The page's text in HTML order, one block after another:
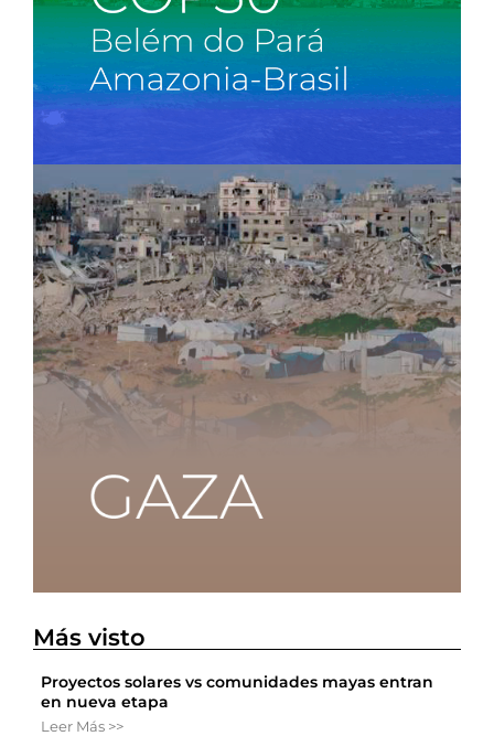
Más visto
Proyectos solares vs comunidades mayas entran
en nueva etapa
Leer Más >>